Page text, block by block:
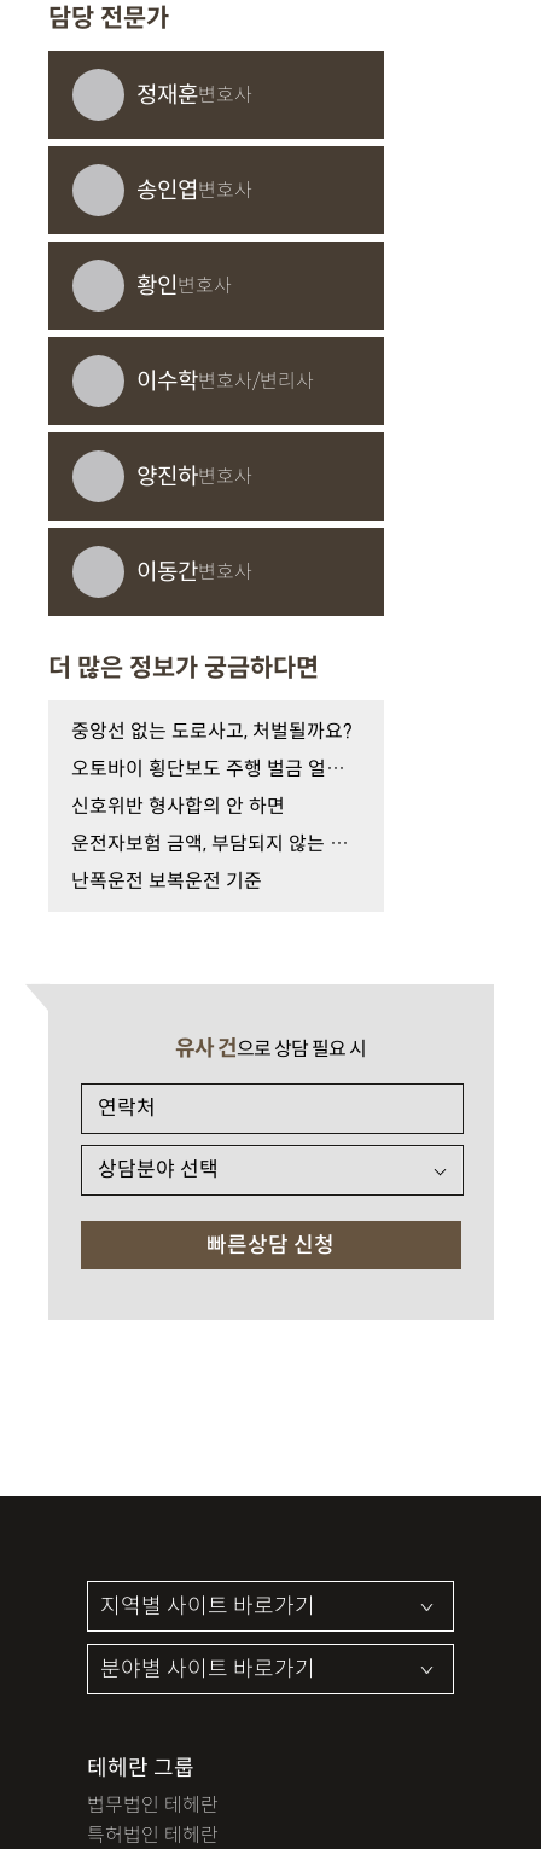
담당 전문가
정재훈변호사
송인엽변호사
황인변호사
이수학변호사/변리사
양진하변호사
이동간변호사
더 많은 정보가 궁금하다면
중앙선 없는 도로사고, 처벌될까요?
오토바이 횡단보도 주행 벌금 얼마일까
신호위반 형사합의 안 하면
운전자보험 금액, 부담되지 않는 적정금액?
난폭운전 보복운전 기준
유사 건으로 상담 필요 시
테헤란 그룹
법무법인 테헤란
특허법인 테헤란